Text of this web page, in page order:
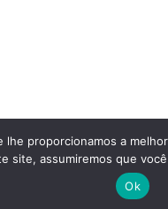
lhe proporcionamos a
site, assumiremos que
Ok